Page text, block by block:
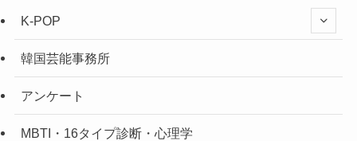
K-POP
韓国芸能事務所
アンケート
MBTI・16タイプ診断・心理学